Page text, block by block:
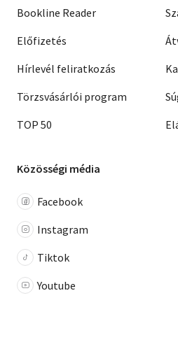
Bookline Reader
Előfizetés
Hírlevél feliratkozás
Törzsvásárlói program
TOP 50
Közösségi média
Facebook
Instagram
Tiktok
Youtube